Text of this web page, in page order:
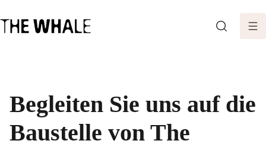
Begleiten Sie uns auf die
Baustelle von The